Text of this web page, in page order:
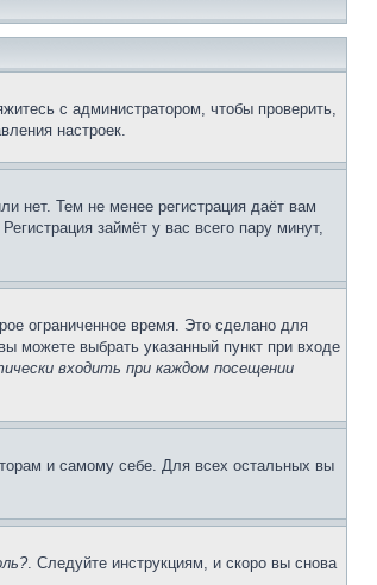
с администратором, чтобы проверить,
настроек.
нет. Тем не менее регистрация даёт вам
займёт у вас всего пару минут,
ограниченное время. Это сделано для
можете выбрать указанный пункт при входе
входить при каждом посещении
и самому себе. Для всех остальных вы
. Следуйте инструкциям, и скоро вы снова